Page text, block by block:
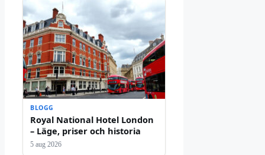
BLOGG
Royal National Hotel London
– Läge, priser och historia
5 aug 2026